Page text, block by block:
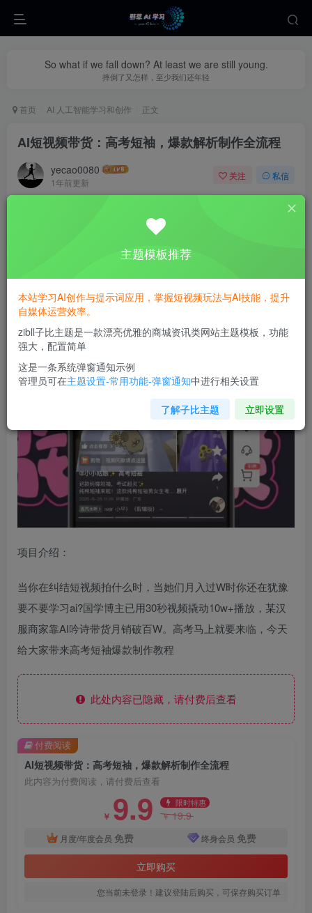
So what if we fall down? At least we are still young.
摔倒了又怎样，至少我们还年轻
首页 AI 人工智能学习和创作 正文
AI短视频带货：高考短袖，爆款解析制作全流程
yecao0080
1年前更新
关注 私信
项目介绍：
当你在纠结短视频拍什么时，当她们月入过W时你还在犹豫
要不要学习ai?国学博主已用30秒视频撬动10w+播放，某汉
服商家靠AI吟诗带货月销破百W。高考马上就要来临，今天
给大家带来高考短袖爆款制作教程
此处内容已隐藏，请付费后查看
AI短视频带货：高考短袖，爆款解析制作全流程
此内容为付费阅读，请付费后查看
￥ 9.9 限时特惠
￥19.9
月度/年度会员 免费 终身会员 免费
立即购买
您当前未登录！建议登陆后购买，可保存购买订单
付费阅读
主题模板推荐
本站学习AI创作与提示词应用，掌握短视频玩法与AI技能，提升
自媒体运营效率。
zibll子比主题是一款漂亮优雅的商城资讯类网站主题模板，功能
强大，配置简单
这是一条系统弹窗通知示例
管理员可在主题设置-常用功能-弹窗通知中进行相关设置
了解子比主题 立即设置